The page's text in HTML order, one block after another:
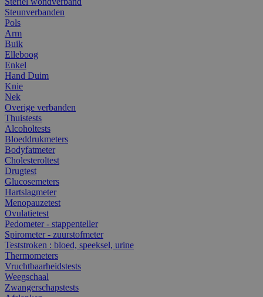
Steunverbanden
Pols
Arm
Buik
Elleboog
Enkel
Hand Duim
Knie
Nek
Overige verbanden
Thuistests
Alcoholtests
Bloeddrukmeters
Bodyfatmeter
Cholesteroltest
Drugtest
Glucosemeters
Hartslagmeter
Menopauzetest
Ovulatietest
Pedometer - stappenteller
Spirometer - zuurstofmeter
Teststroken : bloed, speeksel, urine
Thermometers
Vruchtbaarheidstests
Weegschaal
Zwangerschapstests